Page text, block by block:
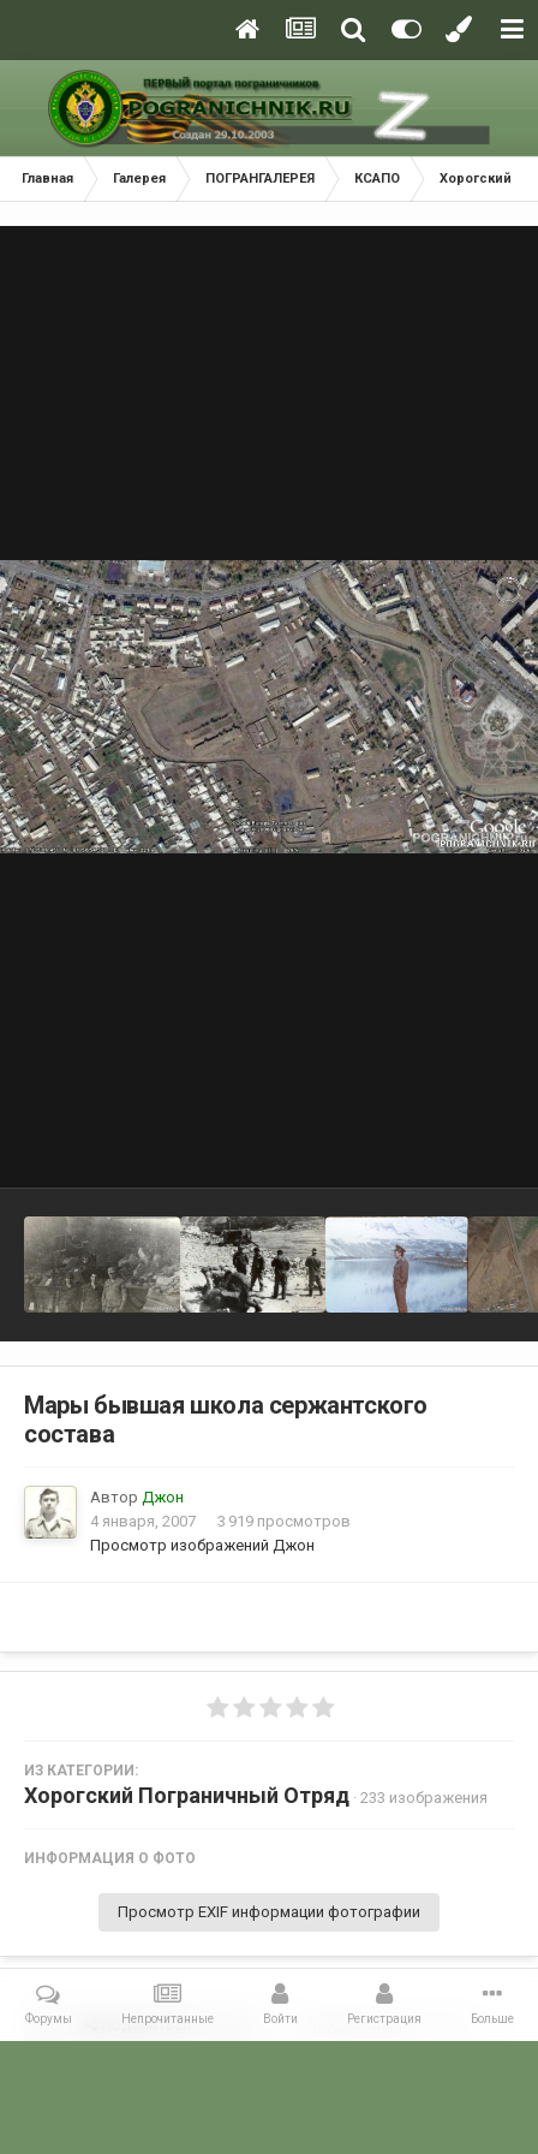
Главная Галерея ПОГРАНГАЛЕРЕЯ КСАПО Хорогский
Мары бывшая школа сержантского
состава
Автор Джон
4 января, 2007
3 919 просмотров
Просмотр изображений Джон
ИЗ КАТЕГОРИИ:
Хорогский Пограничный Отряд · 233 изображения
ИНФОРМАЦИЯ О ФОТО
Просмотр EXIF информации фотографии
Поделиться Подписчики 0
Форумы Непрочитанные Войти Регистрация Больше